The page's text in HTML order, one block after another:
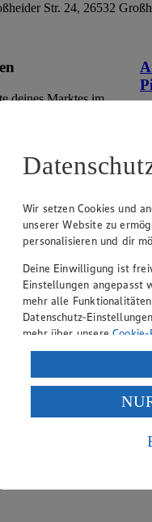
Str. 24, 26532
deines Marktes im
an.
Wir setzen Cookies und
unserer Website zu
personalisieren und dir
Deine Einwilligung ist
Einstellungen angepasst
mehr alle
Datenschutz-
mehr über unsere
Verarbeitung deiner
Wenn du auf
ein, dass deine Daten in
einem nach
Risiko eines Zugriffs